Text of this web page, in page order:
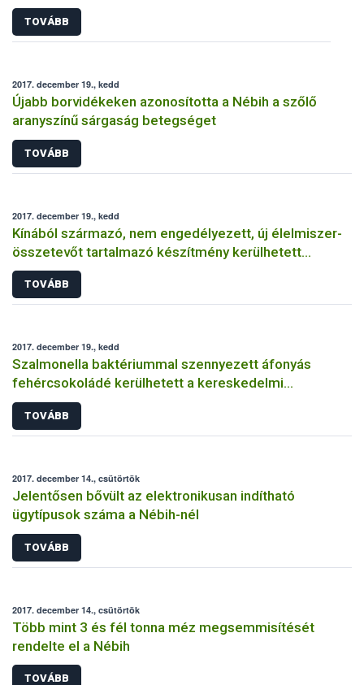
TOVÁBB
2017. december 19., kedd
Újabb borvidékeken azonosította a Nébih a szőlő
aranyszínű sárgaság betegséget
TOVÁBB
2017. december 19., kedd
Kínából származó, nem engedélyezett, új élelmiszer-
összetevőt tartalmazó készítmény kerülhetett
forgalomba
TOVÁBB
2017. december 19., kedd
Szalmonella baktériummal szennyezett áfonyás
fehércsokoládé kerülhetett a kereskedelmi
forgalomba
TOVÁBB
2017. december 14., csütörtök
Jelentősen bővült az elektronikusan indítható
ügytípusok száma a Nébih-nél
TOVÁBB
2017. december 14., csütörtök
Több mint 3 és fél tonna méz megsemmisítését
rendelte el a Nébih
TOVÁBB